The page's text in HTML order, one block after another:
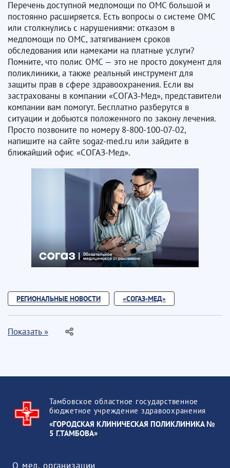
Перечень доступной медпомощи по ОМС большой и
постоянно расширяется. Есть вопросы о системе ОМС
или столкнулись с нарушениями: отказом в
медпомощи по ОМС, затягиванием сроков
обследования или намеками на платные услуги?
Помните, что полис ОМС — это не просто документ для
поликлиники, а также реальный инструмент для
защиты прав в сфере здравоохранения. Если вы
застрахованы в компании «СОГАЗ-Мед», представители
компании вам помогут. Бесплатно разберутся в
ситуации и добьются положенного по закону лечения.
Просто позвоните по номеру 8-800-100-07-02,
напишите на сайте sogaz-med.ru или зайдите в
ближайший офис «СОГАЗ-Мед».
РЕГИОНАЛЬНЫЕ НОВОСТИ «СОГАЗ-МЕД»
Показать »
Тамбовское областное государственное
бюджетное учреждение здравоохранения
«ГОРОДСКАЯ КЛИНИЧЕСКАЯ ПОЛИКЛИНИКА №
5 Г.ТАМБОВА»
О мед. организации